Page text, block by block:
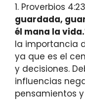
1. Proverbios
guardada,
él mana la vida.
la importancia
ya que es el
y decisiones.
influencias
pensamientos